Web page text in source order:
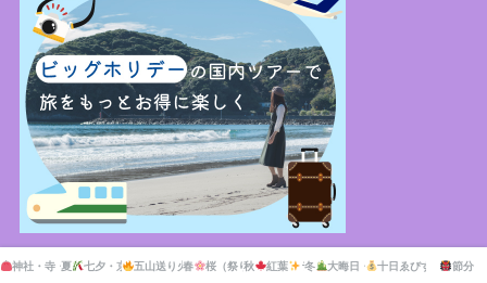
神社・寺・公園の市・マーケット
夏 七夕・京の七夕五山送り火・灯籠流し
春 桜（祭り） ライトアップ
秋 紅葉 ライトアップ
冬 大晦日・新年十日ゑびす大祭節分